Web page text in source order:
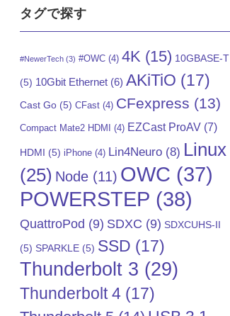
タグで探す
#NewerTech (3) #OWC (4) 4K (15) 10GBASE-T
(5) 10Gbit Ethernet (6) AKiTiO (17)
Cast Go (5) CFast (4) CFexpress (13)
Compact Mate2 HDMI (4) EZCast ProAV (7)
HDMI (5) iPhone (4) Lin4Neuro (8) Linux
(25) Node (11) OWC (37)
POWERSTEP (38)
QuattroPod (9) SDXC (9) SDXCUHS-II
(5) SPARKLE (5) SSD (17)
Thunderbolt 3 (29)
Thunderbolt 4 (17)